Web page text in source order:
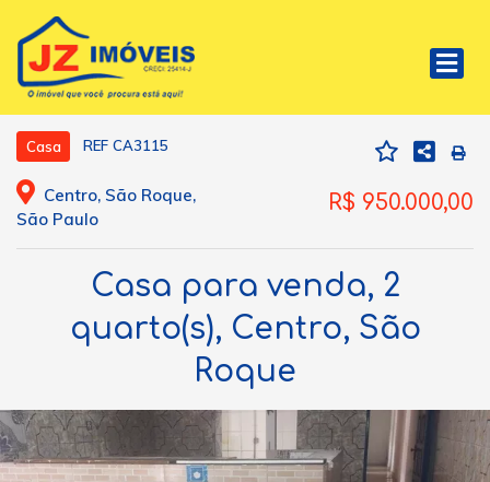
Casa REF CA3115
Centro, São Roque,
São Paulo
R$ 950.000,00
Casa para venda, 2
quarto(s), Centro, São
Roque